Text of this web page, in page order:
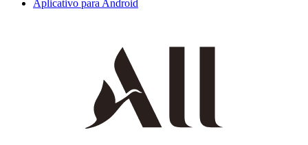
Aplicativo para Android